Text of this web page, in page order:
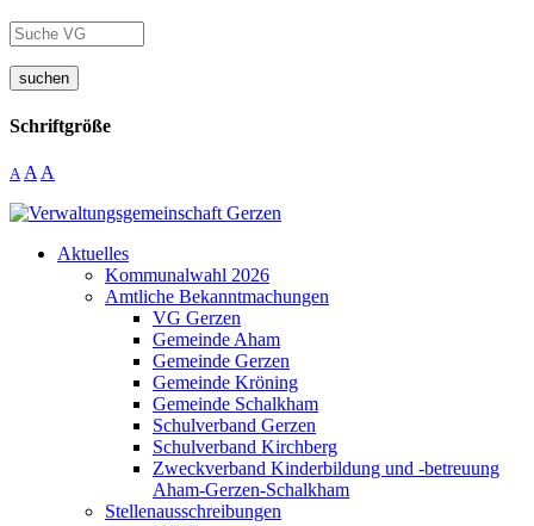
suchen
Schriftgröße
A A A
Aktuelles
Kommunalwahl 2026
Amtliche Bekanntmachungen
VG Gerzen
Gemeinde Aham
Gemeinde Gerzen
Gemeinde Kröning
Gemeinde Schalkham
Schulverband Gerzen
Schulverband Kirchberg
Zweckverband Kinderbildung und -betreuung
Aham-Gerzen-Schalkham
Stellenausschreibungen